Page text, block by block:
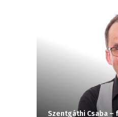
Szentgáthi Csaba –